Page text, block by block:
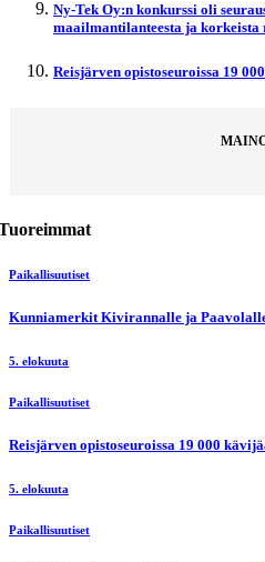
Ny-Tek Oy:n konkurssi oli
maailmantilanteesta ja korkeista
Reisjärven opistoseuroissa 19
Paikallisuutiset
Kunniamerkit Kivirannalle ja
5. elokuuta
Paikallisuutiset
Reisjärven opistoseuroissa 19 000
5. elokuuta
Paikallisuutiset